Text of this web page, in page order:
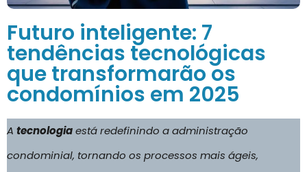
Futuro inteligente: 7
tendências tecnológicas
que transformarão os
condomínios em 2025
A tecnologiaestá redefinindo a administração
condominial, tornando os processos mais ágeis,